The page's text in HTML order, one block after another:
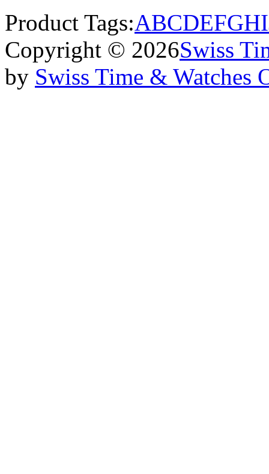
Product Tags:ABCDEFGHI
Copyright © 2026Swiss
by Swiss Time & Watches